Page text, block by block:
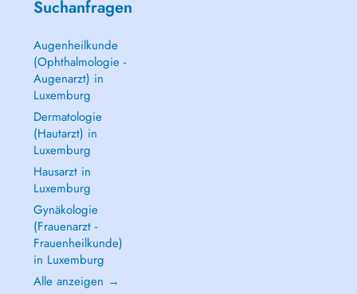
Suchanfragen
Augenheilkunde
(Ophthalmologie -
Augenarzt) in
Luxemburg
Dermatologie
(Hautarzt) in
Luxemburg
Hausarzt in
Luxemburg
Gynäkologie
(Frauenarzt -
Frauenheilkunde)
in Luxemburg
Alle anzeigen →